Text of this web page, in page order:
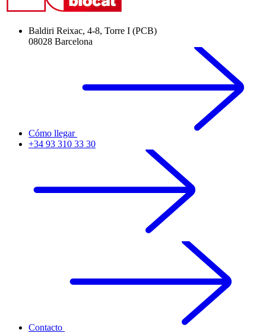
Baldiri Reixac, 4-8, Torre I (PCB)
08028 Barcelona
Cómo llegar
+34 93 310 33 30
Contacto